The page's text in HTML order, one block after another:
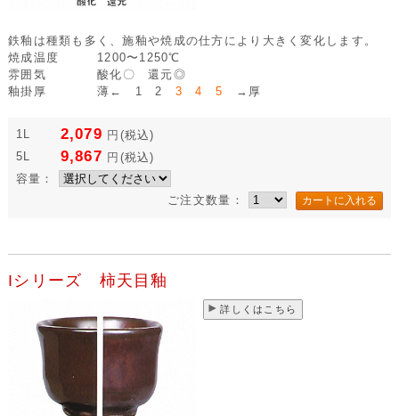
鉄釉は種類も多く、施釉や焼成の仕方により大きく変化します。
焼成温度
1200〜1250℃
雰囲気
酸化〇 還元◎
釉掛厚
薄← 1 2 3 4 5 →厚
1L 2,079 円 (税込)
5L
9,867 円 (税込)
容量：
ご注文数量：
Iシリーズ 柿天目釉
詳しくはこちら